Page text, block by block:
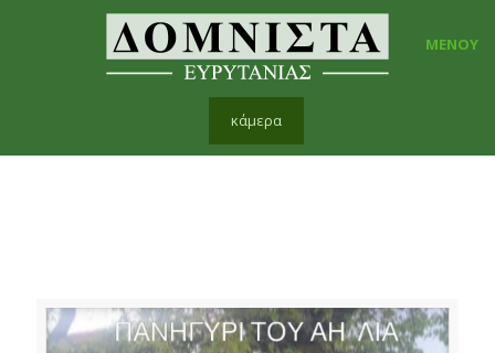
ΜΕΝΟΥ
κάμερα